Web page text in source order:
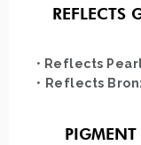
REFLECTS
• Reflects
• Reflects